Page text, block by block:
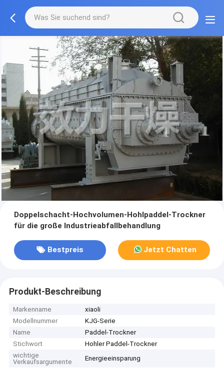
Doppelschacht-Hochvolumen-Hohlpaddel-Trockner
für die große Industrieabfallbehandlung
Bestpreis Jetzt Chatten
Produkt-Beschreibung
Markenname
xiaoli
Modellnummer
KJG-Serie
Name
Paddel-Trockner
Stichwort
Hohler Paddel-Trockner
wichtige
Verkaufsargumente
Energieeinsparung